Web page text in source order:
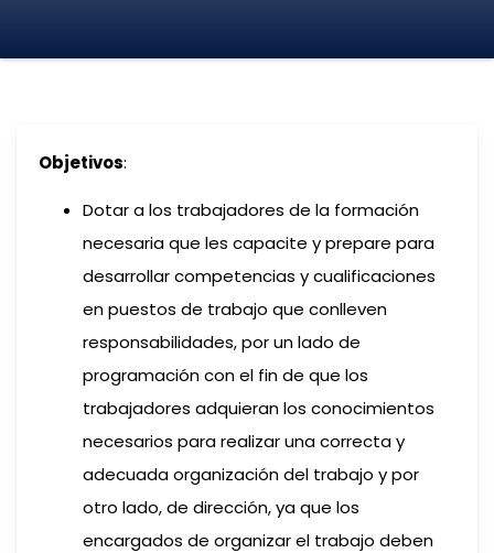
Objetivos:
Dotar a los trabajadores de la formación
necesaria que les capacite y prepare para
desarrollar competencias y cualificaciones
en puestos de trabajo que conlleven
responsabilidades, por un lado de
programación con el fin de que los
trabajadores adquieran los conocimientos
necesarios para realizar una correcta y
adecuada organización del trabajo y por
otro lado, de dirección, ya que los
encargados de organizar el trabajo deben